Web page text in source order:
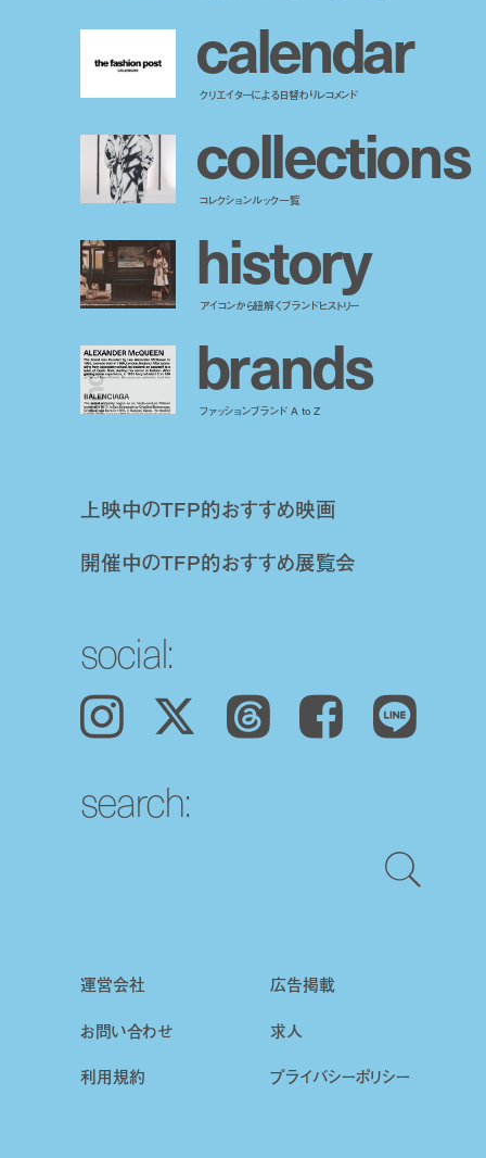
calendar
クリエイターによる日替わりレコメンド
collections
コレクションルック一覧
history
アイコンから紐解くブランドヒストリー
brands
ファッションブランド A to Z
上映中のTFP的おすすめ映画
開催中のTFP的おすすめ展覧会
social:
Instagram 𝕏 Threads Facebook LINE
search:
運営会社
広告掲載
お問い合わせ
求人
利用規約 プライバシーポリシー